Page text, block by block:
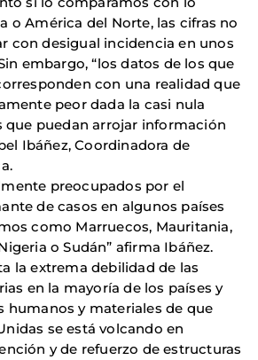
o América del Norte, las cifras no
con desigual incidencia en unos
embargo, “los datos de los que
con una realidad que
peor dada la casi nula
que puedan arrojar información
Ibáñez, Coordinadora de
preocupados por el
de casos en algunos países
como Marruecos, Mauritania,
o Sudán” afirma Ibáñez.
la extrema debilidad de las
en la mayoría de los países y
humanos y materiales de que
se está volcando en
y de refuerzo de estructuras